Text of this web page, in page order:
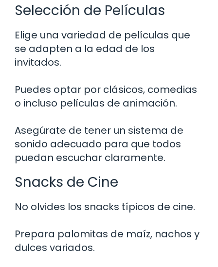
Selección de Películas
Elige una variedad de películas que
se adapten a la edad de los
invitados.
Puedes optar por clásicos, comedias
o incluso películas de animación.
Asegúrate de tener un sistema de
sonido adecuado para que todos
puedan escuchar claramente.
Snacks de Cine
No olvides los snacks típicos de cine.
Prepara palomitas de maíz, nachos y
dulces variados.